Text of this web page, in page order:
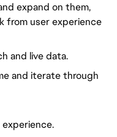
expand on them,
from user experience
and live data.
and iterate through
experience.